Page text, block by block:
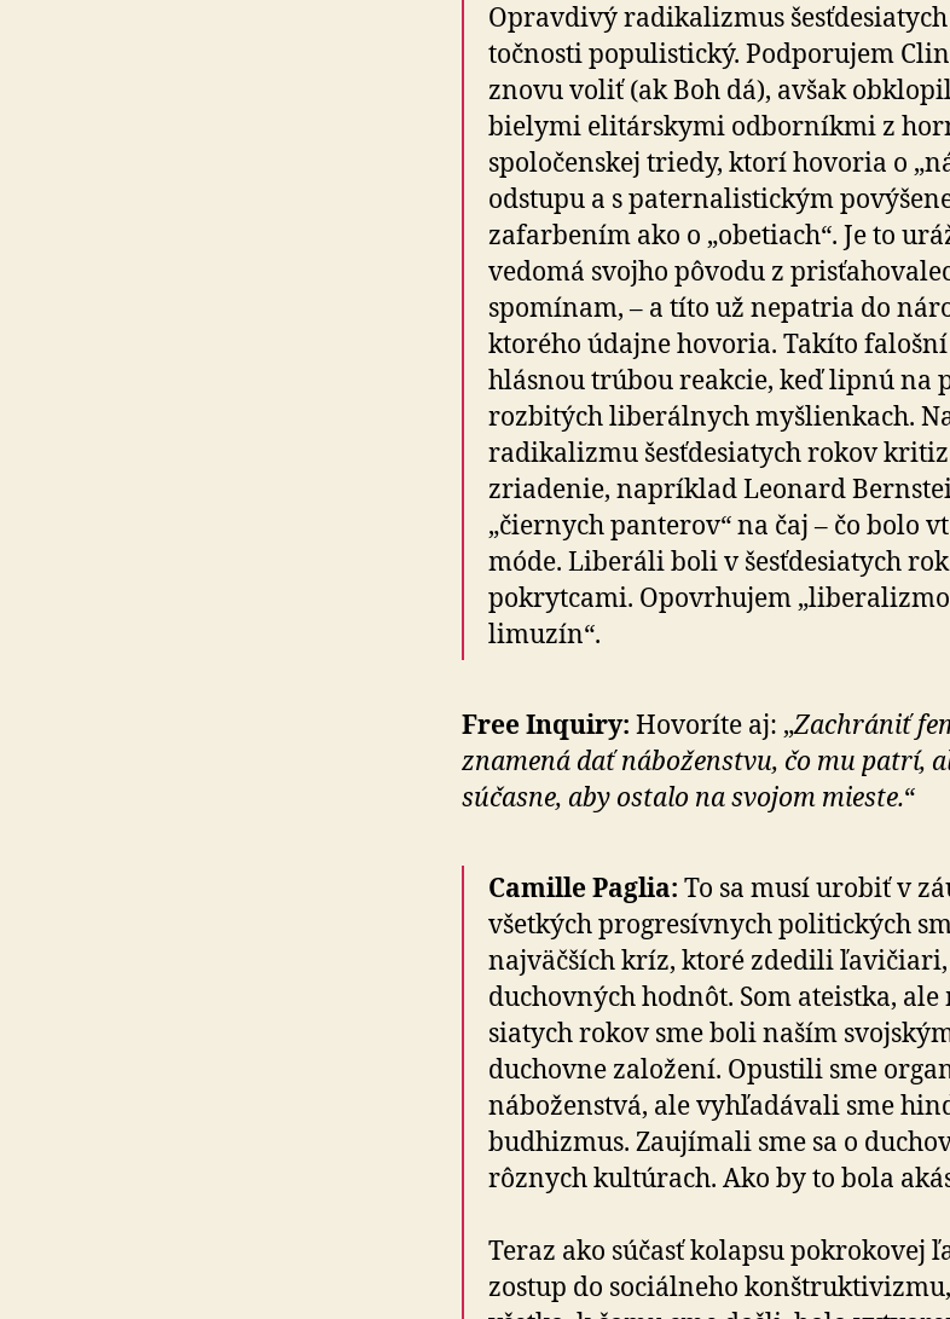
Opravdivý radikalizmus
toč­nosti populistický. Podporujem
znovu voliť (ak Boh dá), avšak
bielymi elitárskymi odborníkmi z
spoločenskej triedy, ktorí hovoria o
odstupu a s pater­na­listickým
zafarbením ako o „obetiach“. Je to
vedomá svojho pôvodu z
spomínam, – a títo už nepatria do
ktorého údajne hovoria. Takíto
hlásnou trúbou reakcie, keď lipnú na
rozbitých liberálnych myšlienkach.
radikalizmu šesť­de­siatych rokov
zriadenie, napríklad Leonard
„čiernych panterov“ na čaj – čo bolo
móde. Liberáli boli v šesť­de­siatych
pokrytcami. Opovrhujem
limuzín“.
Free Inquiry: Hovoríte aj: „Zachrániť
znamená dať náboženstvu, čo mu patrí,
súčasne, aby ostalo na svojom mieste.“
Camille Paglia: To sa musí urobiť v
všetkých progresívnych politických
najväčších kríz, ktoré zdedili
duchovných hodnôt. Som ateistka,
sia­tych rokov sme boli naším
duchovne založení. Opustili sme
náboženstvá, ale vyhľadávali sme
budhizmus. Zaujímali sme sa o
rôznych kultúrach. Ako by to bola
Teraz ako súčasť kolapsu pokrokovej
zostup do sociálneho